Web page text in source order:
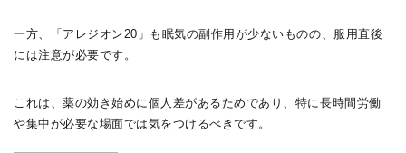
一方、「アレジオン20」も眠気の副作用が少ないものの、服用直後
には注意が必要です。
これは、薬の効き始めに個人差があるためであり、特に長時間労働
や集中が必要な場面では気をつけるべきです。